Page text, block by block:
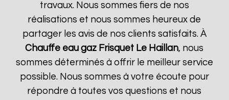
travaux. Nous sommes fiers de nos
réalisations et nous sommes heureux de
partager les avis de nos clients satisfaits. À
Chauffe eau gaz Frisquet Le Haillan, nous
sommes déterminés à offrir le meilleur service
possible. Nous sommes à votre écoute pour
répondre à toutes vos questions et nous